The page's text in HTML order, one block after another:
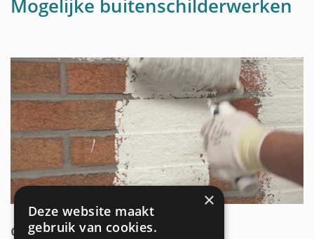
Mogelijke buitenschilderwerken
GEVEL SCHILDEREN
×
Deze website maakt
gebruik van cookies.